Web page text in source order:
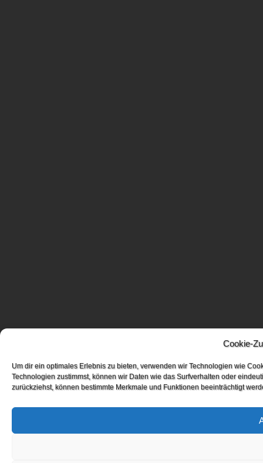
Cookie-
Um dir ein optimales Erlebnis zu bieten, verwenden wir Technologien wie
Technologien zustimmst, können wir Daten wie das Surfverhalten oder
zurückziehst, können bestimmte Merkmale und Funktionen beeinträchtigt